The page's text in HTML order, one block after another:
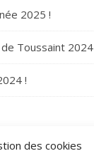
des cookies
2025 !
de Toussaint 2024
!